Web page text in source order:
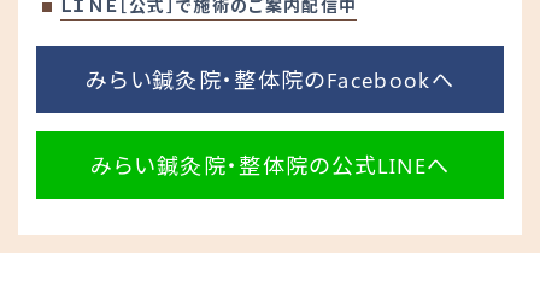
ＬＩＮＥ［公式］で施術のご案内配信中
みらい鍼灸院・整体院のFacebookへ
みらい鍼灸院・整体院の公式LINEへ